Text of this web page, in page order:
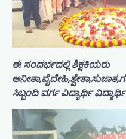
ಈ ಸಂದರ್ಭದಲ್ಲಿ ಶಿಕ್ಷಕಿಯರು
ಸಿಬ್ಬಂದಿ ವರ್ಗ ವಿದ್ಯಾರ್ಥಿ